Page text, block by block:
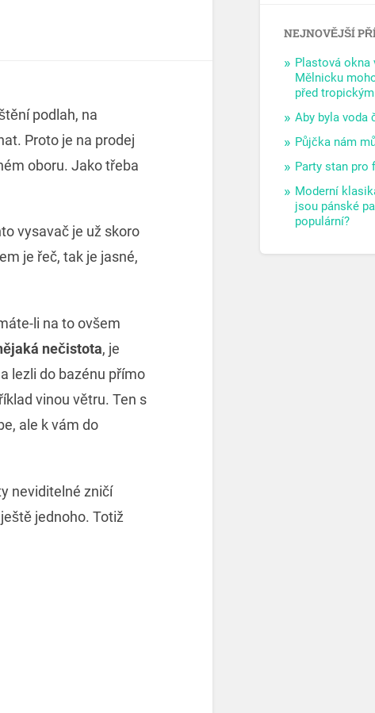
podlah, na
Proto je na prodej
oboru. Jako třeba
vysavač je už skoro
je řeč, tak je jasné,
li na to ovšem
nečistota, je
lezli do bazénu přímo
vinou větru. Ten s
ale k vám do
neviditelné zničí
jednoho. Totiž
NEJNOVĚJŠÍ
Plastová okna
Mělnicku
před
Aby byla voda
Půjčka nám
Party stan pro
Moderní
jsou pánské
populární?